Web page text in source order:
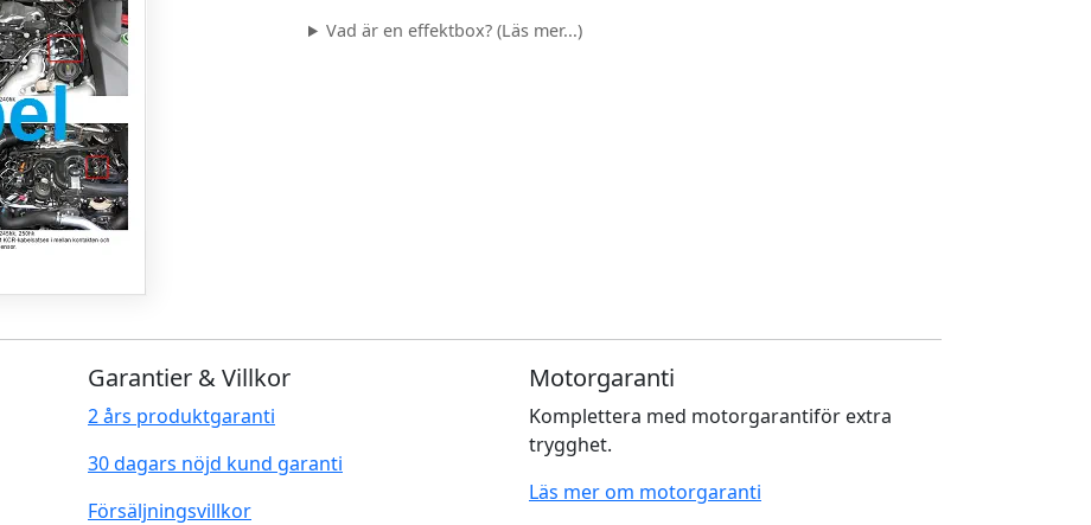
Vad är en effektbox? (Läs mer...)
Garantier & Villkor
2 års produktgaranti
30 dagars nöjd kund garanti
Försäljningsvillkor
Motorgaranti
Komplettera med motorgarantiför extra
trygghet.
Läs mer om motorgaranti